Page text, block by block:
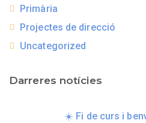
Primària
Projectes de direcció
Uncategorized
Darreres notícies
☀️ Fi de curs i